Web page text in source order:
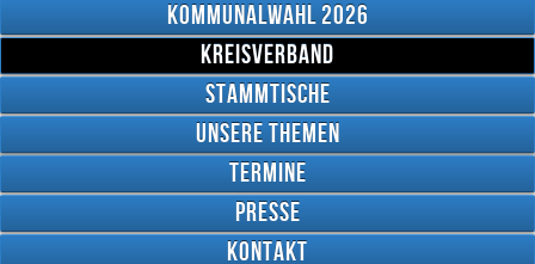
Twitter
YouTube
Kommunalwahl 2026
Kreisverband
Stammtische
Unsere Themen
Termine
Presse
Kontakt